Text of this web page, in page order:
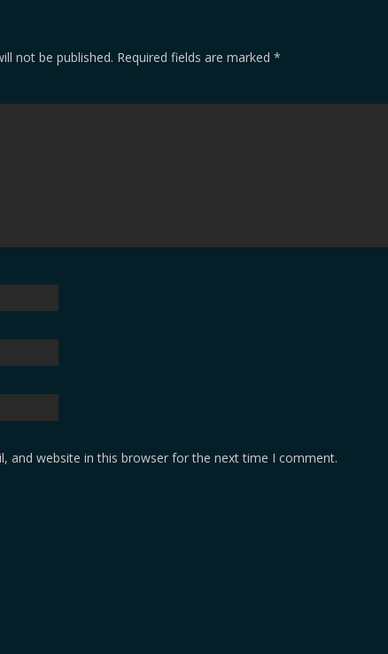
not be published. Required fields are marked *
and website in this browser for the next time I comment.